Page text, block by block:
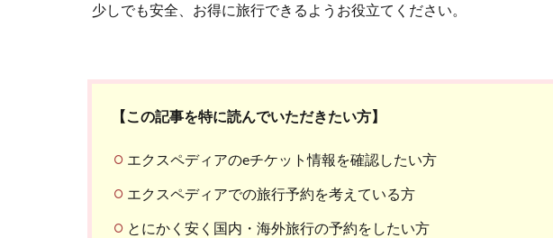
少しでも安全、お得に旅行できるようお役立てください。
【この記事を特に読んでいただきたい方】
エクスペディアのeチケット情報を確認したい方
エクスペディアでの旅行予約を考えている方
とにかく安く国内・海外旅行の予約をしたい方